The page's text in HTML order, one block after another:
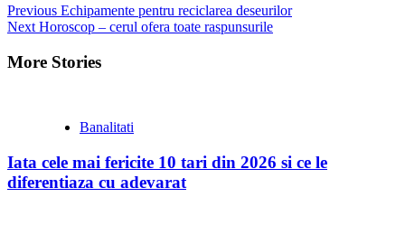
Continue
Reading
Previous Echipamente pentru reciclarea deseurilor
Next Horoscop – cerul ofera toate raspunsurile
More Stories
Banalitati
Iata cele mai fericite 10 tari din 2026 si ce le
diferentiaza cu adevarat